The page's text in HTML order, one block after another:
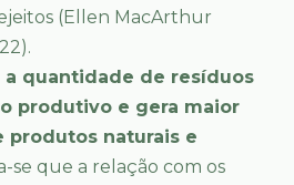
(Ellen MacArthur
a quantidade de resíduos
produtivo e gera maior
produtos naturais e
se que a relação com os